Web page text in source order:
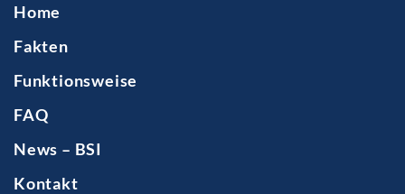
Home
Fakten
Funktionsweise
FAQ
News – BSI
Kontakt